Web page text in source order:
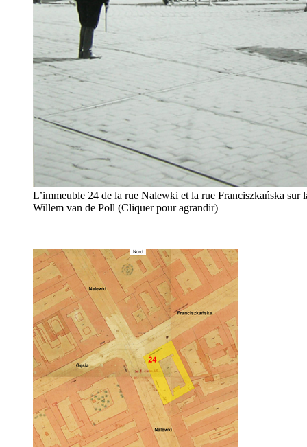
L’immeuble 24 de la rue Nalewki et la rue Franciszkańska
Willem van de Poll (Cliquer pour agrandir)